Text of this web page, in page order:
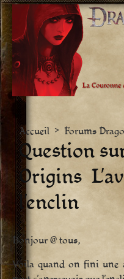
Aller
vers
le
contenu
Accueil > Forums
Question
Origins 
l’enclin
Bonjour @ tous,
Voila quand on fini une